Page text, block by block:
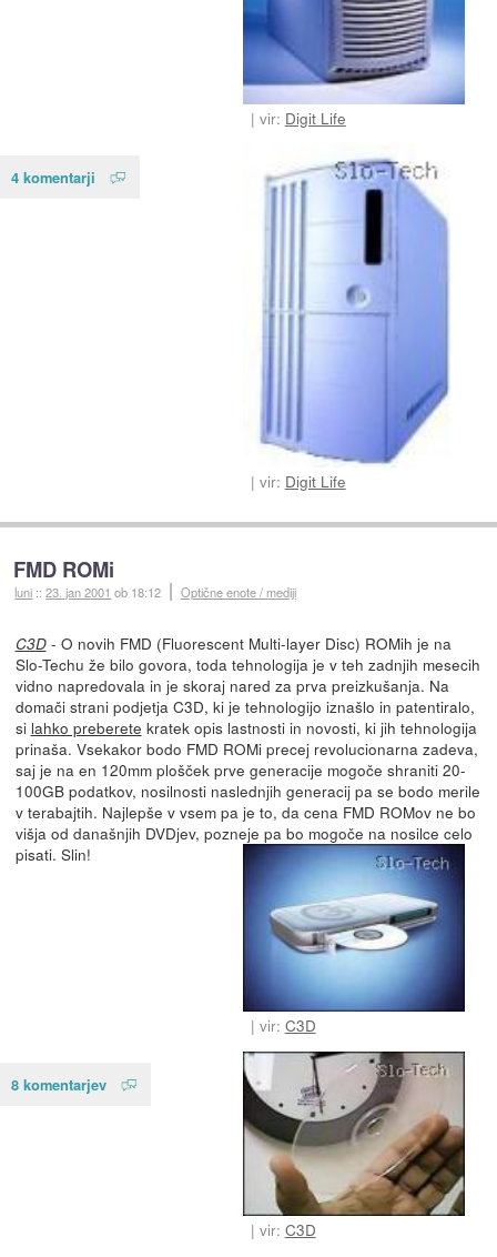
vir: Digit Life
vir: Digit Life
4 komentarji
FMD ROMi
luni ::23. jan 2001 ob 18:12 Optične enote / mediji
C3D- O novih FMD (Fluorescent Multi-layer Disc) ROMih je na
Slo-Techu že bilo govora, toda tehnologija je v teh zadnjih mesecih
vidno napredovala in je skoraj nared za prva preizkušanja. Na
domači strani podjetja C3D, ki je tehnologijo iznašlo in patentiralo,
si lahko preberete kratek opis lastnosti in novosti, ki jih tehnologija
prinaša. Vsekakor bodo FMD ROMi precej revolucionarna zadeva,
saj je na en 120mm plošček prve generacije mogoče shraniti 20-
100GB podatkov, nosilnosti naslednjih generacij pa se bodo merile
v terabajtih. Najlepše v vsem pa je to, da cena FMD ROMov ne bo
višja od današnjih DVDjev, pozneje pa bo mogoče na nosilce celo
pisati. Slin!
vir: C3D
vir: C3D
8 komentarjev